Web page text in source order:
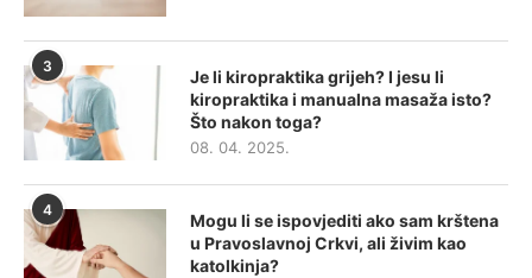
3
Je li kiropraktika grijeh? I jesu li
kiropraktika i manualna masaža isto?
Što nakon toga?
08. 04. 2025.
4
Mogu li se ispovjediti ako sam krštena
u Pravoslavnoj Crkvi, ali živim kao
katolkinja?